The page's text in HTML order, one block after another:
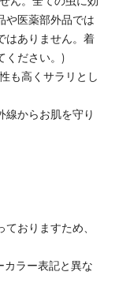
や医薬部外品では
はありません。着
ください。)
も高くサラリとし
からお肌を守り
おりますため、
ラー表記と異な